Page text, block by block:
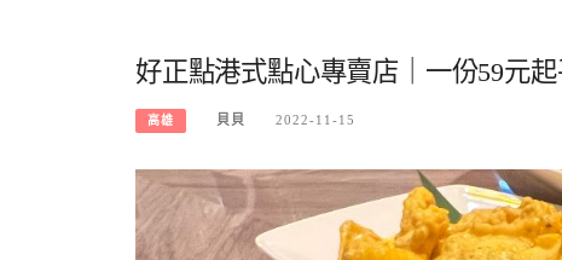
好正點港式點心專賣店｜一份59元
高雄 貝貝 2022-11-15